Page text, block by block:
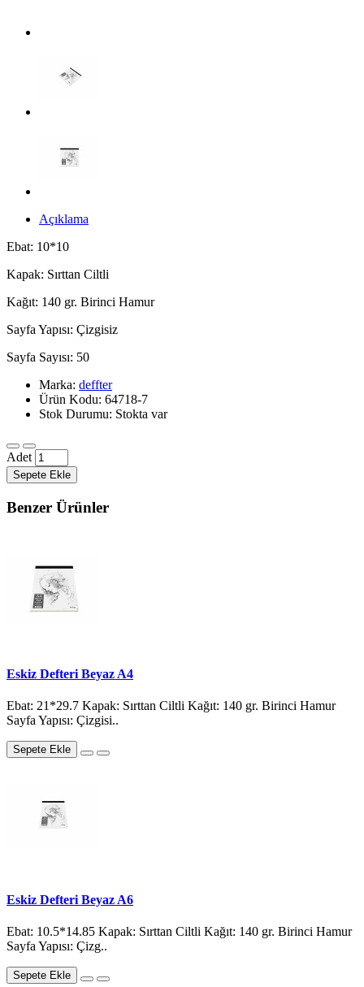
Açıklama
Ebat: 10*10
Kapak: Sırttan Ciltli
Kağıt: 140 gr. Birinci Hamur
Sayfa Yapısı: Çizgisiz
Sayfa Sayısı: 50
Marka: deffter
Ürün Kodu: 64718-7
Stok Durumu: Stokta var
Adet
Sepete Ekle
Benzer Ürünler
Eskiz Defteri Beyaz A4
Ebat: 21*29.7 Kapak: Sırttan Ciltli Kağıt: 140 gr. Birinci Hamur
Sayfa Yapısı: Çizgisi..
Sepete Ekle
Eskiz Defteri Beyaz A6
Ebat: 10.5*14.85 Kapak: Sırttan Ciltli Kağıt: 140 gr. Birinci Hamur
Sayfa Yapısı: Çizg..
Sepete Ekle